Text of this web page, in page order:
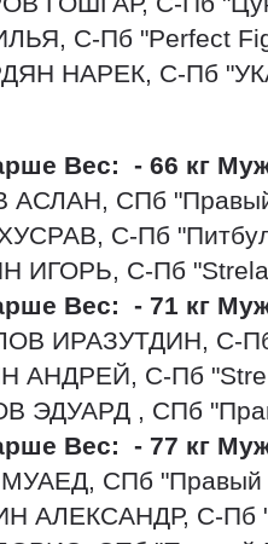
С-Пб "Perfect
НАРЕК, С-Пб
Вес: - 66 кг
СПб
С-Пб
С-Пб "Strela
Вес: - 71 кг
ИРАЗУТДИН, С-Пб
С-Пб
, СПб
Вес: - 77 кг
СПб "Правый
С-Пб